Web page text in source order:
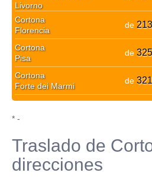
Livorno
Cortona
Florencia
de
Cortona
Pisa
de
Cortona
Forte dei Marmi
de
* -
Traslado de
direcciones